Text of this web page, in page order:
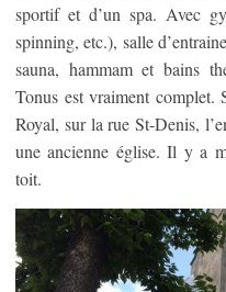
sportif et d’un spa. Avec
spinning, etc.), salle
sauna, hammam et bains
Tonus est vraiment
Royal, sur la rue St-Denis,
une ancienne église. Il y a
toit.